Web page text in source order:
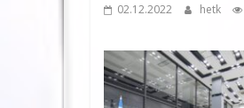
02.12.2022 hetk